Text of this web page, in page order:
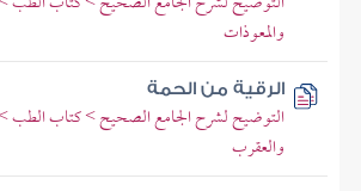
والمعوذات
الرقية من الحمة
التوضيح لشرح الجامع الصحيح > كتاب الطب >
والعقرب